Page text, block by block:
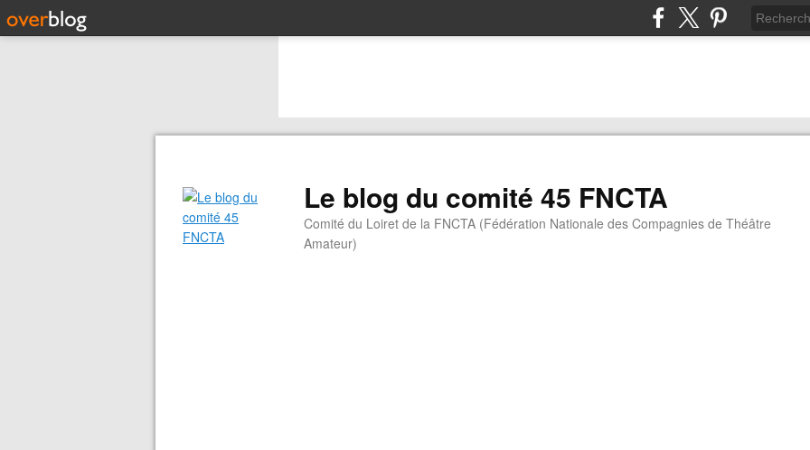
Le blog du comité 45 FNCTA
Comité du Loiret de la FNCTA (Fédération Nationale des Compagnies de Théâtre
Amateur)